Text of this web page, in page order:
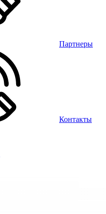
Партнеры
Контакты